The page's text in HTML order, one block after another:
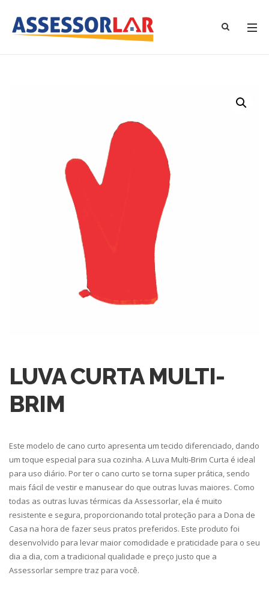
LUVA CURTA MULTI-
BRIM
Este modelo de cano curto apresenta um tecido diferenciado, dando
um toque especial para sua cozinha. A Luva Multi-Brim Curta é ideal
para uso diário. Por ter o cano curto se torna super prática, sendo
mais fácil de vestir e manusear do que outras luvas maiores. Como
todas as outras luvas térmicas da Assessorlar, ela é muito
resistente e segura, proporcionando total proteção para a Dona de
Casa na hora de fazer seus pratos preferidos. Este produto foi
desenvolvido para levar maior comodidade e praticidade para o seu
dia a dia, com a tradicional qualidade e preço justo que a
Assessorlar sempre traz para você.